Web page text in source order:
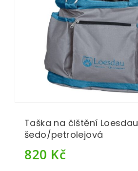
Taška na čištění Loesdau
šedo/petrolejová
820 Kč